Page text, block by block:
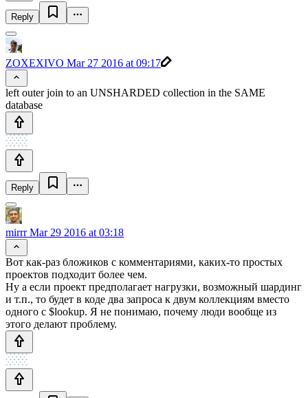
Reply
ZOXEXIVO Mar 27 2016 at 09:17
left outer join to an UNSHARDED collection in the SAME
database
Reply
mirrrMar 29 2016 at 03:18
Вот как-раз бложиков с комментариями, каких-то простых
проектов подходит более чем.
Ну а если проект предполагает нагрузки, возможный шардинг
и т.п., то будет в коде два запроса к двум коллекциям вместо
одного с $lookup. Я не понимаю, почему люди вообще из
этого делают проблему.